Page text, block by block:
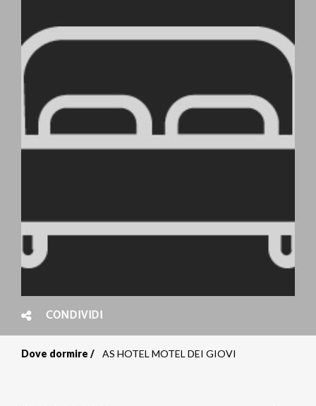
CONDIVIDI
Dove dormire AS HOTEL MOTEL DEI GIOVI